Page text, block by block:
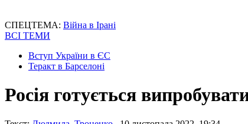
СПЕЦТЕМА: Війна в Ірані
ВСІ ТЕМИ
Вступ України в ЄС
Теракт в Барселоні
Росія готується